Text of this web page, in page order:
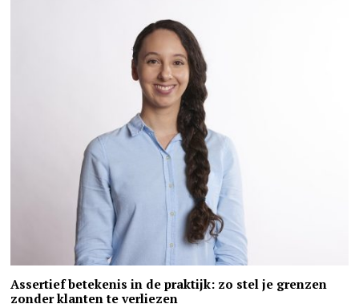
Assertief betekenis in de praktijk: zo stel je grenzen
zonder klanten te verliezen